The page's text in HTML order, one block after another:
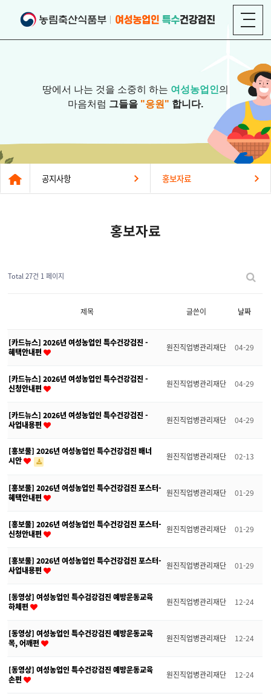
땅에서 나는 것을 소중히 하는 여성농업인의
마음처럼 그들을 "응원" 합니다.
공지사항 홍보자료
홍보자료
Total 27건 1 페이지
제목 글쓴이 날짜
[카드뉴스] 2026년 여성농업인 특수건강검진 -
혜택안내편
원진직업병관리재단 04-29
[카드뉴스] 2026년 여성농업인 특수건강검진 -
신청안내편
원진직업병관리재단 04-29
[카드뉴스] 2026년 여성농업인 특수건강검진 -
사업내용편
원진직업병관리재단 04-29
[홍보물] 2026년 여성농업인 특수건강검진 배너
시안
원진직업병관리재단 02-13
[홍보물] 2026년 여성농업인 특수건강검진 포스터-
혜택안내편
원진직업병관리재단 01-29
[홍보물] 2026년 여성농업인 특수건강검진 포스터-
신청안내편
원진직업병관리재단 01-29
[홍보물] 2026년 여성농업인 특수건강검진 포스터-
사업내용편
원진직업병관리재단 01-29
[동영상] 여성농업인 특수검강검진 예방운동교육
하체편
원진직업병관리재단 12-24
[동영상] 여성농업인 특수건강검진 예방운동교육
목, 어깨편
원진직업병관리재단 12-24
[동영상] 여성농업인 특수건강검진 예방운동교육
손편
원진직업병관리재단 12-24